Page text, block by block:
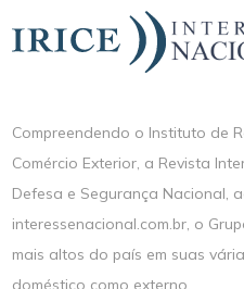
Compreendendo o Instituto de
Comércio Exterior, a Revista
Defesa e Segurança Nacional,
interessenacional.com.br, o
mais altos do país em suas
doméstico como externo.